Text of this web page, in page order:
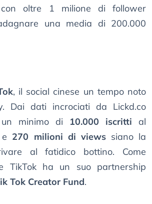
con oltre 1 milione di follower
una media di 200.000
, il social cinese un tempo noto
Dai dati incrociati da Lickd.co
minimo di 10.000 iscritti al
270 milioni di viewssiano la
al fatidico bottino. Come
TikTok ha un suo partnership
Tok Creator Fund.